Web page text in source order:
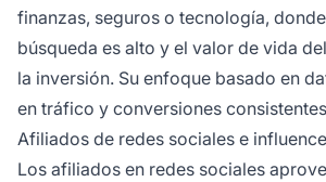
finanzas, seguros o tecnología,
búsqueda es alto y el valor de vida
la inversión. Su enfoque basado en
en tráfico y conversiones
Afiliados de redes sociales e
Los afiliados en redes sociales